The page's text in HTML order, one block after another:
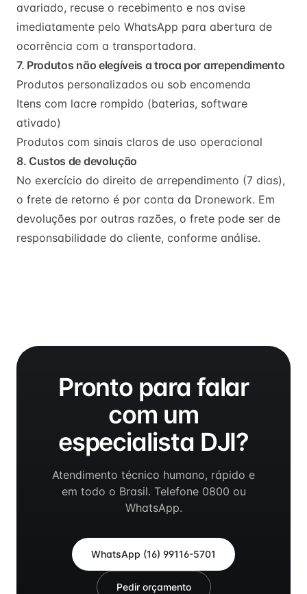
avariado, recuse o recebimento e nos avise
imediatamente pelo WhatsApp para abertura de
ocorrência com a transportadora.
7. Produtos não elegíveis a troca por arrependimento
Produtos personalizados ou sob encomenda
Itens com lacre rompido (baterias, software
ativado)
Produtos com sinais claros de uso operacional
8. Custos de devolução
No exercício do direito de arrependimento (7 dias),
o frete de retorno é por conta da Dronework. Em
devoluções por outras razões, o frete pode ser de
responsabilidade do cliente, conforme análise.
Pronto para falar
com um
especialista DJI?
Atendimento técnico humano, rápido e
em todo o Brasil. Telefone 0800 ou
WhatsApp.
WhatsApp (16) 99116-5701
Pedir orçamento